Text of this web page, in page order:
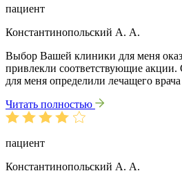
пациент
Константинопольский А. А.
Выбор Вашей клиники для меня
привлекли соответствующие
для меня определили лечащего
Читать полностью
пациент
Константинопольский А. А.